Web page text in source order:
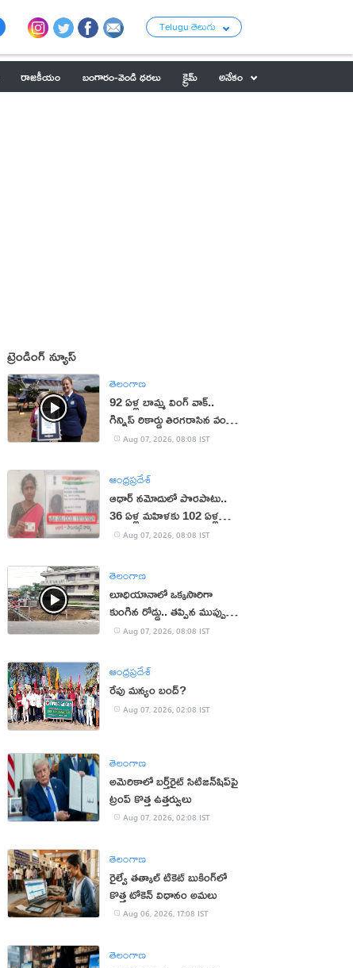
Telugu తెలుగు
రాజకీయం బంగారం-వెండి ధరలు క్రైమ్
అనేకం
ట్రెండింగ్ న్యూస్
తెలంగాణ
92 ఏళ్ల బామ్మ వింగ్ వాక్..
గిన్నిస్ రికార్డు తిరగరాసిన వండర్
ఉమెన్Aug 07, 2026, 08:08 IST
ఆంధ్రప్రదేశ్
ఆధార్‌ నమోదులో పొరపాటు..
36 ఏళ్ల మహిళకు 102 ఏళ్ల
వయసు!
Aug 07, 2026, 08:08 IST
తెలంగాణ
లూధియానాలో ఒక్కసారిగా
కుంగిన రోడ్డు.. తప్పిన ముప్పు
(వీడియో)
Aug 07, 2026, 08:08 IST
ఆంధ్రప్రదేశ్
రేపు మన్యం బంద్‌?
Aug 07, 2026, 02:08 IST
తెలంగాణ
అమెరికాలో బర్త్‌రైట్ సిటిజన్‌షిప్‌పై
ట్రంప్ కొత్త ఉత్తర్వులు
Aug 07, 2026, 02:08 IST
తెలంగాణ
రైల్వే తత్కాల్ టికెట్ బుకింగ్‌లో
కొత్త టోకెన్ విధానం అమలు
Aug 06, 2026, 17:08 IST
తెలంగాణ